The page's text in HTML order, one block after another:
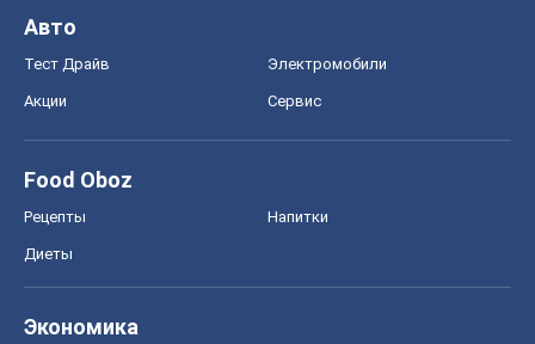
Авто
Тест Драйв Электромобили
Акции Сервис
Food Oboz
Рецепты Напитки
Диеты
Экономика